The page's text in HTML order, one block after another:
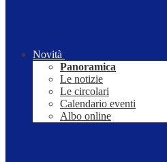
Novità
Panoramica
Le notizie
Le circolari
Calendario eventi
Albo online